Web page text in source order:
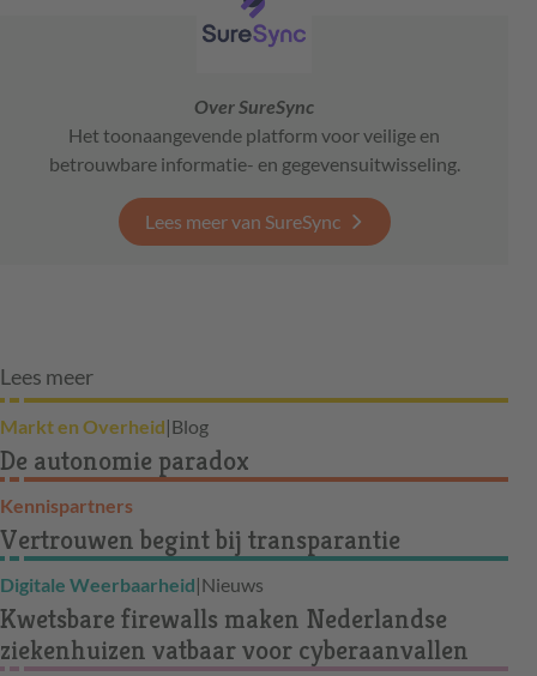
Over SureSync
Het toonaangevende platform voor veilige en
betrouwbare informatie- en gegevensuitwisseling.
Lees meer van SureSync
Lees meer
Markt en Overheid|Blog
De autonomie paradox
Kennispartners
Vertrouwen begint bij transparantie
Digitale Weerbaarheid|Nieuws
Kwetsbare firewalls maken Nederlandse
ziekenhuizen vatbaar voor cyberaanvallen